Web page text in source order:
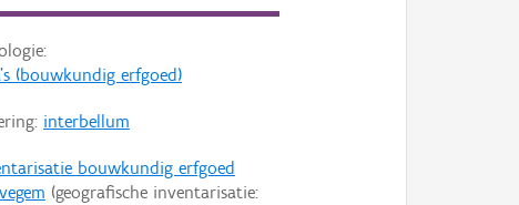
(bouwkundig erfgoed)
interbellum
bouwkundig erfgoed
(geografische inventarisatie: